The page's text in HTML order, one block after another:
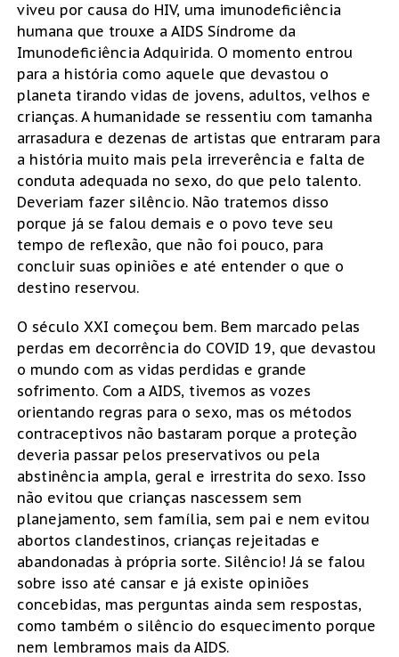
viveu por causa do HIV, uma imunodeficiência
humana que trouxe a AIDS Síndrome da
Imunodeficiência Adquirida. O momento entrou
para a história como aquele que devastou o
planeta tirando vidas de jovens, adultos, velhos e
crianças. A humanidade se ressentiu com tamanha
arrasadura e dezenas de artistas que entraram para
a história muito mais pela irreverência e falta de
conduta adequada no sexo, do que pelo talento.
Deveriam fazer silêncio. Não tratemos disso
porque já se falou demais e o povo teve seu
tempo de reflexão, que não foi pouco, para
concluir suas opiniões e até entender o que o
destino reservou.
O século XXI começou bem. Bem marcado pelas
perdas em decorrência do COVID 19, que devastou
o mundo com as vidas perdidas e grande
sofrimento. Com a AIDS, tivemos as vozes
orientando regras para o sexo, mas os métodos
contraceptivos não bastaram porque a proteção
deveria passar pelos preservativos ou pela
abstinência ampla, geral e irrestrita do sexo. Isso
não evitou que crianças nascessem sem
planejamento, sem família, sem pai e nem evitou
abortos clandestinos, crianças rejeitadas e
abandonadas à própria sorte. Silêncio! Já se falou
sobre isso até cansar e já existe opiniões
concebidas, mas perguntas ainda sem respostas,
como também o silêncio do esquecimento porque
nem lembramos mais da AIDS.